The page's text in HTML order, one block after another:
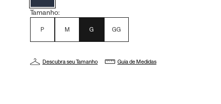
Tamanho:
P M G GG
Descubra seu Tamanho Guia de Medidas